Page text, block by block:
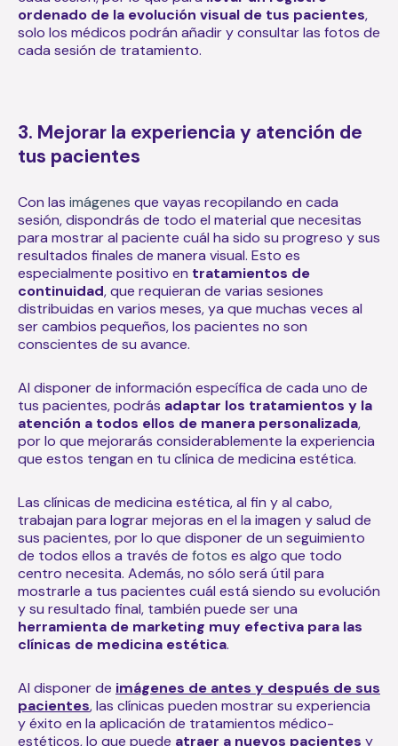
ordenado de la evolución visual de tus pacientes,
solo los médicos podrán añadir y consultar las fotos de
cada sesión de tratamiento.
3. Mejorar la experiencia y atención de
tus pacientes
Con las imágenes que vayas recopilando en cada
sesión, dispondrás de todo el material que necesitas
para mostrar al paciente cuál ha sido su progreso y sus
resultados finales de manera visual. Esto es
especialmente positivo en tratamientos de
continuidad, que requieran de varias sesiones
distribuidas en varios meses,ya que muchas veces al
ser cambios pequeños, los pacientes no son
conscientes de su avance.
Al disponer de información específica de cada uno de
tus pacientes, podrás adaptar los tratamientos y la
atención a todos ellos de manera personalizada,
por lo que mejorarás considerablemente la experiencia
que estos tengan en tu clínica de medicina estética.
Las clínicas de medicina estética, al fin y al cabo,
trabajan para lograr mejoras en el la imagen y salud de
sus pacientes, por lo que disponer de un seguimiento
de todos ellos a través de fotos es algo que todo
centro necesita. Además, no sólo será útil para
mostrarle a tus pacientes cuál está siendo su evolución
y su resultado final, también puede ser una
herramienta de marketing muy efectiva para las
clínicas de medicina estética.
Al disponer de imágenes de antes y después de sus
pacientes, las clínicas pueden mostrar su experiencia
y éxito en la aplicación de tratamientos médico-
estéticos, lo que puede atraer a nuevos pacientes y